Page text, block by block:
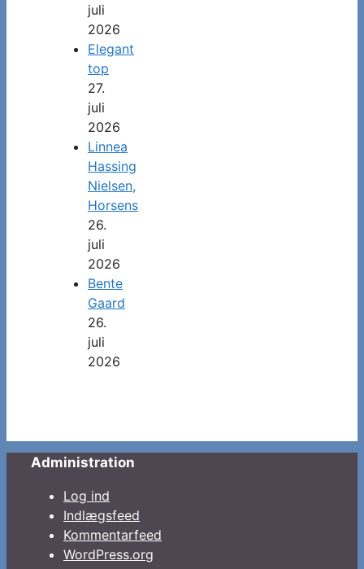
juli
2026
Elegant
top
27.
juli
2026
Linnea
Hassing
Nielsen,
Horsens
26.
juli
2026
Bente
Gaard
26.
juli
2026
Administration
Log ind
Indlægsfeed
Kommentarfeed
WordPress.org